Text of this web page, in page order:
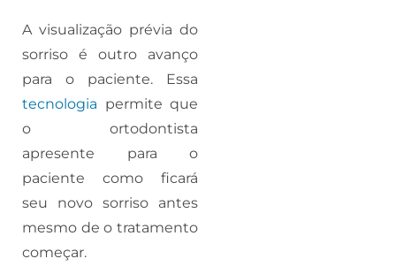
A visualização prévia do
sorriso é outro avanço
para o paciente. Essa
tecnologia permite que
o ortodontista
apresente para o
paciente como ficará
seu novo sorriso antes
mesmo de o tratamento
começar.